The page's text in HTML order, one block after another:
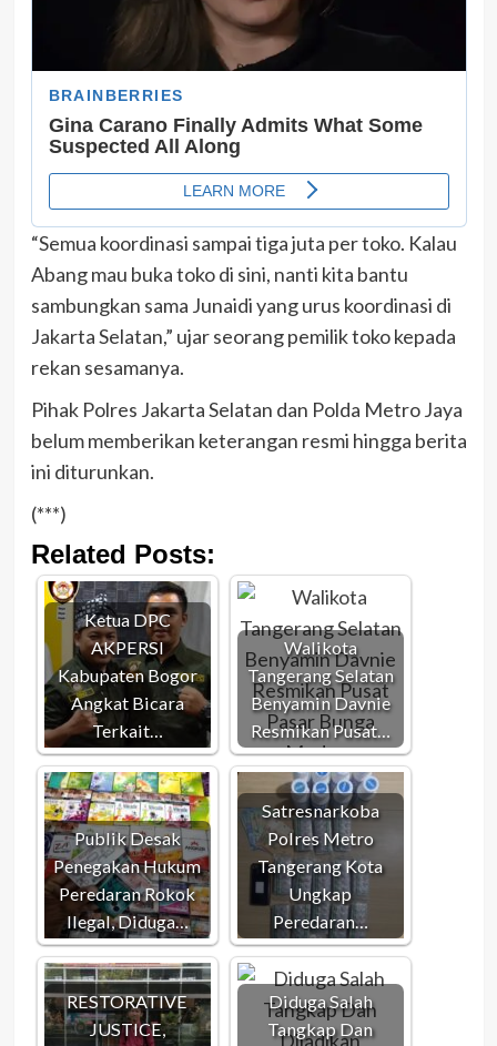
“Semua koordinasi sampai tiga juta per toko. Kalau
Abang mau buka toko di sini, nanti kita bantu
sambungkan sama Junaidi yang urus koordinasi di
Jakarta Selatan,” ujar seorang pemilik toko kepada
rekan sesamanya.
Pihak Polres Jakarta Selatan dan Polda Metro Jaya
belum memberikan keterangan resmi hingga berita
ini diturunkan.
(***)
Related Posts:
Ketua DPC
AKPERSI
Kabupaten Bogor
Angkat Bicara
Terkait…
Walikota
Tangerang Selatan
Benyamin Davnie
Resmikan Pusat…
Publik Desak
Penegakan Hukum
Peredaran Rokok
Ilegal, Diduga…
Satresnarkoba
Polres Metro
Tangerang Kota
Ungkap
Peredaran…
RESTORATIVE
JUSTICE,
Diduga Salah
Tangkap Dan